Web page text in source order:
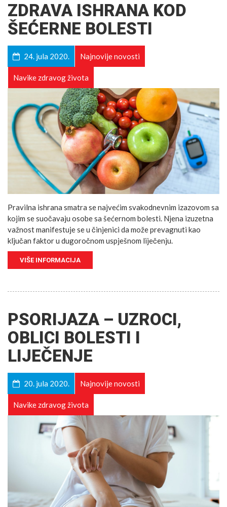
ZDRAVA ISHRANA KOD
ŠEĆERNE BOLESTI
24. jula 2020. Najnovije novosti
Navike zdravog života
Pravilna ishrana smatra se najvećim svakodnevnim izazovom sa
kojim se suočavaju osobe sa šećernom bolesti. Njena izuzetna
važnost manifestuje se u činjenici da može prevagnuti kao
ključan faktor u dugoročnom uspješnom liječenju.
VIŠE INFORMACIJA
PSORIJAZA – UZROCI,
OBLICI BOLESTI I
LIJEČENJE
20. jula 2020. Najnovije novosti
Navike zdravog života